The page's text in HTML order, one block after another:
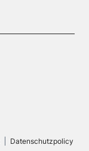
Datenschutzpolicy